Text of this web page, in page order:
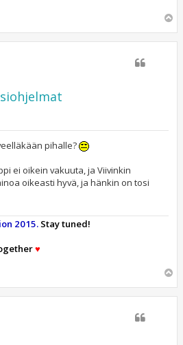
ö
pihalle?
ei oikein vakuuta, ja Viivinkin
oikeasti hyvä, ja hänkin on tosi
2015.Stay tuned!
♥
ö